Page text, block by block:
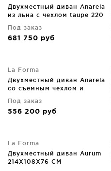
Двухместный диван Anarela
из льна с чехлом taupe 220
Под заказ
681 750 руб
La Forma
Двухместный диван Anarela
со съемным чехлом и
льна 240X107X64 CM
Под заказ
556 200 руб
La Forma
Двухместный диван Aurum
214X108X76 CM